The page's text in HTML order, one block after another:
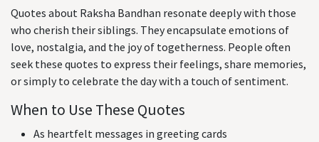
Quotes about Raksha Bandhan resonate deeply with those
who cherish their siblings. They encapsulate emotions of
love, nostalgia, and the joy of togetherness. People often
seek these quotes to express their feelings, share memories,
or simply to celebrate the day with a touch of sentiment.
When to Use These Quotes
As heartfelt messages in greeting cards